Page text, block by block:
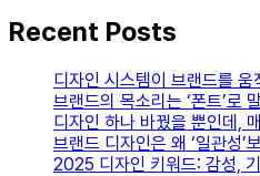
Recent Posts
디자인 시스템이 브랜드를 움
브랜드의 목소리는 ‘폰트’로
디자인 하나 바꿨을 뿐인데,
브랜드 디자인은 왜 ‘일관성’
2025 디자인 키워드: 감성,